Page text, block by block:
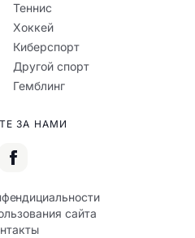
Теннис
Хоккей
Киберспорт
Другой спорт
Гемблинг
ЗА НАМИ
сайта